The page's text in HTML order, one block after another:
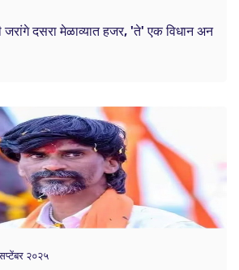
जरांगे दसरा मेळाव्यात हजर, 'ते' एक विधान अन
२०२५